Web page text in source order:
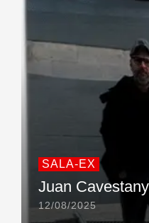
SALA-EX
Juan
12/08/2025